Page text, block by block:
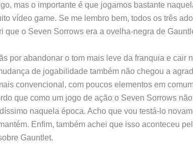
mas o importante é que jogamos bastante
vídeo game. Se me lembro bem, todos os três
que o Seven Sorrows era a ovelha-negra de
por abandonar o tom mais leve da franquia e cair
de jogabilidade também não chegou a
convencional, com poucos elementos em
que como um jogo de ação o Seven Sorrows
naquela época. Acho que vou testá-lo
Enfim, também achei que isso aconteceu
Gauntlet.